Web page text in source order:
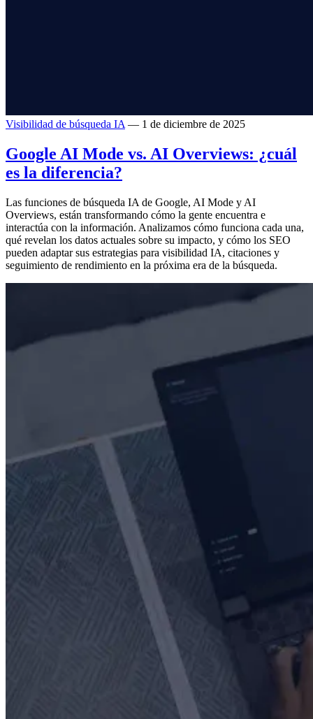
Visibilidad de búsqueda IA — 1 de diciembre de 2025
Google AI Mode vs. AI Overviews: ¿cuál
es la diferencia?
Las funciones de búsqueda IA de Google, AI Mode y AI
Overviews, están transformando cómo la gente encuentra e
interactúa con la información. Analizamos cómo funciona cada una,
qué revelan los datos actuales sobre su impacto, y cómo los SEO
pueden adaptar sus estrategias para visibilidad IA, citaciones y
seguimiento de rendimiento en la próxima era de la búsqueda.